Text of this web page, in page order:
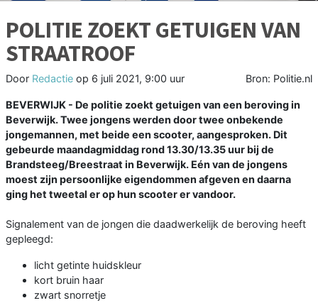
POLITIE ZOEKT GETUIGEN VAN
STRAATROOF
Door Redactie op 6 juli 2021, 9:00 uur Bron: Politie.nl
BEVERWIJK - De politie zoekt getuigen van een beroving in
Beverwijk. Twee jongens werden door twee onbekende
jongemannen, met beide een scooter, aangesproken. Dit
gebeurde maandagmiddag rond 13.30/13.35 uur bij de
Brandsteeg/Breestraat in Beverwijk. Eén van de jongens
moest zijn persoonlijke eigendommen afgeven en daarna
ging het tweetal er op hun scooter er vandoor.
Signalement van de jongen die daadwerkelijk de beroving heeft
gepleegd:
licht getinte huidskleur
kort bruin haar
zwart snorretje